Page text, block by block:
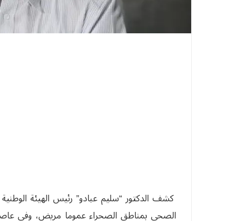
كشف الدكتور “سليم عبادو” رئيس الهيئة
الصحي بمناطق الصحراء عموما مريض، وفي